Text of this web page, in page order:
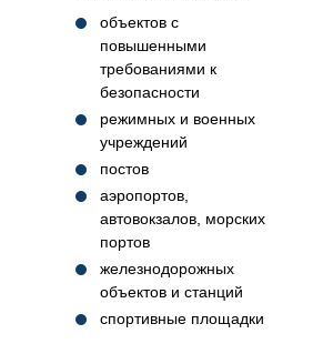
объектов с
повышенными
требованиями к
безопасности
режимных и военных
учреждений
постов
аэропортов,
автовокзалов, морских
портов
железнодорожных
объектов и станций
спортивные площадки